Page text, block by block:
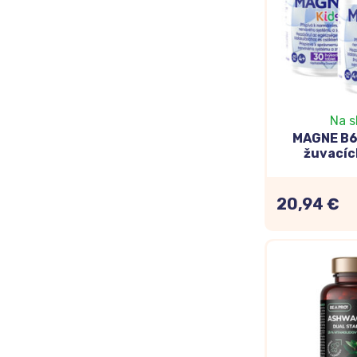
kníh
Aké
Zrejme vám
málokto
vhodných
Vitamín C–
Na
MAGNE
20,94 €